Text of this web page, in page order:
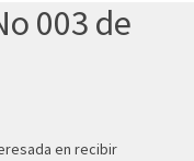
003 de
en recibir